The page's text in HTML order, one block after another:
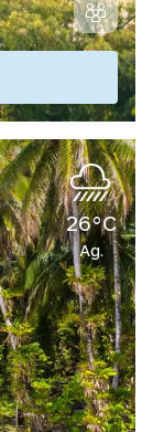
26°C
Ag.